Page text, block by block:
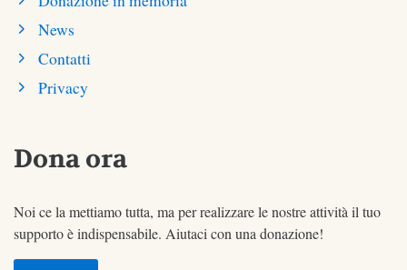
News
Contatti
Privacy
Dona ora
Noi ce la mettiamo tutta, ma per realizzare le nostre attività il tuo
supporto è indispensabile. Aiutaci con una donazione!